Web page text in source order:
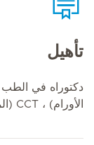
تأهيل
الأورام) ، CCT (المملكة المتحدة) ، FRCP (لندن)